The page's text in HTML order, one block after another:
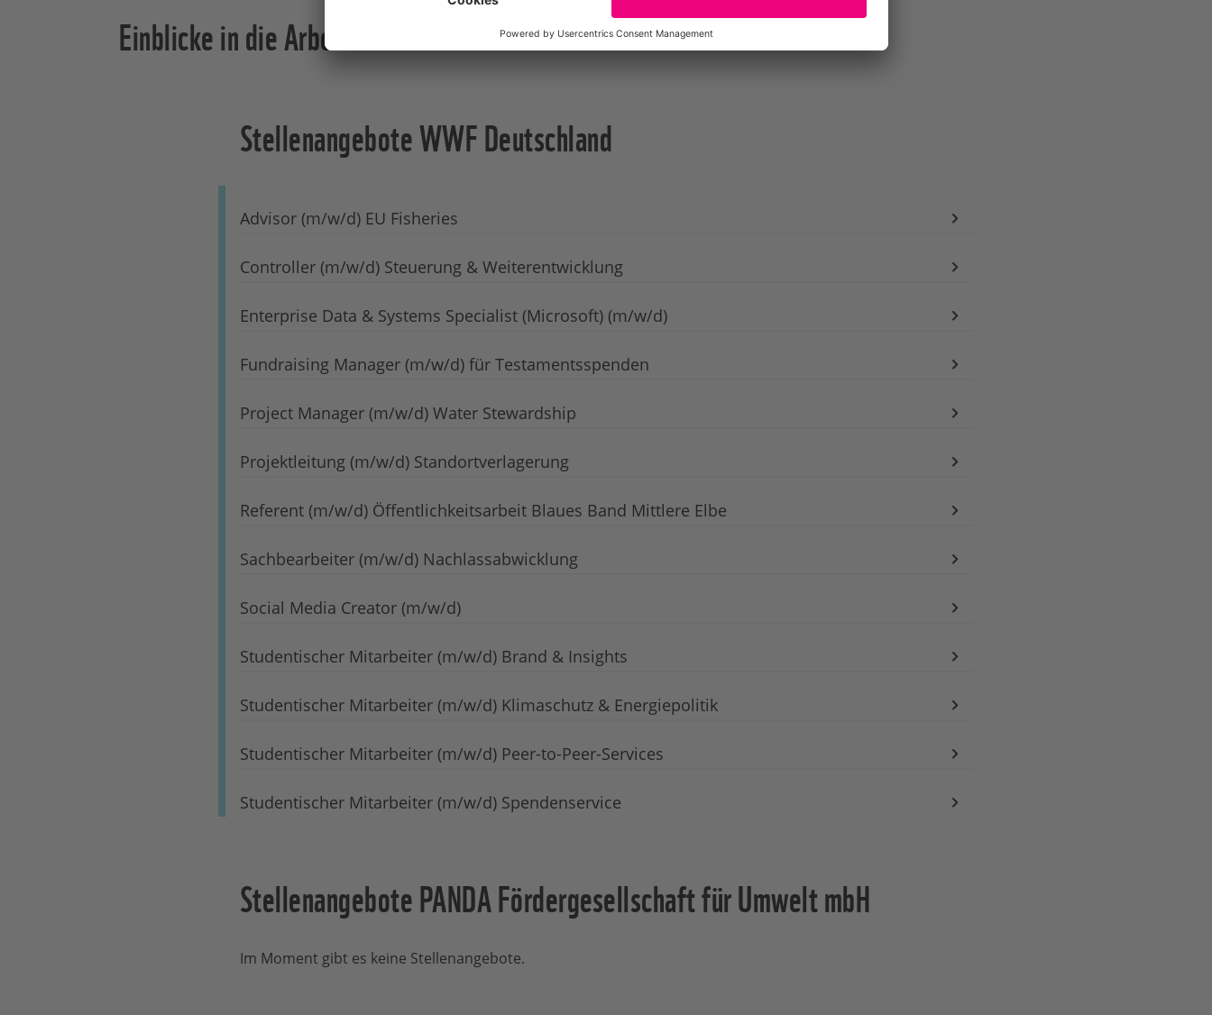
Einblicke in die Arbeit beim WWF
Stellenangebote WWF Deutschland
Advisor (m/w/d) EU Fisheries
Controller (m/w/d) Steuerung & Weiterentwicklung
Enterprise Data & Systems Specialist (Microsoft) (m/w/d)
Fundraising Manager (m/w/d) für Testamentsspenden
Project Manager (m/w/d) Water Stewardship
Projektleitung (m/w/d) Standortverlagerung
Referent (m/w/d) Öffentlichkeitsarbeit Blaues Band Mittlere Elbe
Sachbearbeiter (m/w/d) Nachlassabwicklung
Social Media Creator (m/w/d)
Studentischer Mitarbeiter (m/w/d) Brand & Insights
Studentischer Mitarbeiter (m/w/d) Klimaschutz & Energiepolitik
Studentischer Mitarbeiter (m/w/d) Peer-to-Peer-Services
Studentischer Mitarbeiter (m/w/d) Spendenservice
Stellenangebote PANDA Fördergesellschaft für Umwelt mbH
Im Moment gibt es keine Stellenangebote.